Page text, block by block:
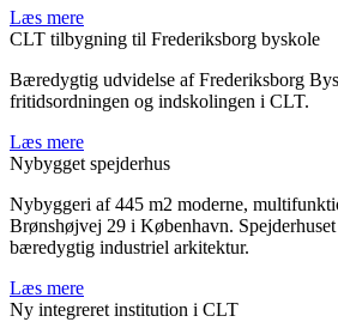
Læs mere
CLT tilbygning til Frederiksborg byskole
Bæredygtig udvidelse af Frederiksborg
fritidsordningen og indskolingen i CLT.
Læs mere
Nybygget spejderhus
Nybyggeri af 445 m2 moderne,
Brønshøjvej 29 i København.
bæredygtig industriel arkitektur.
Læs mere
Ny integreret institution i CLT